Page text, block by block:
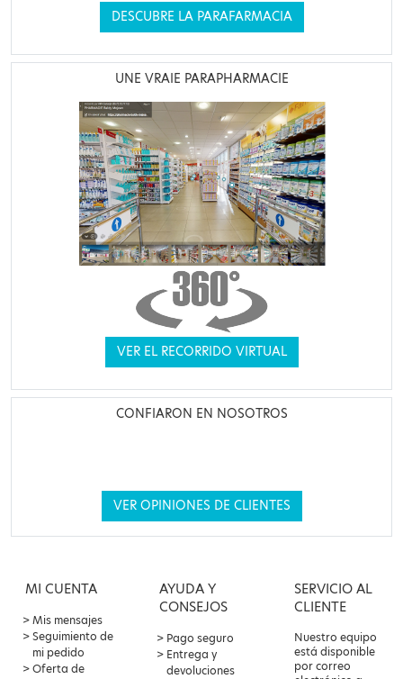
DESCUBRE LA PARAFARMACIA
UNE VRAIE PARAPHARMACIE
VER EL RECORRIDO VIRTUAL
CONFIARON EN NOSOTROS
VER OPINIONES DE CLIENTES
MI CUENTA
Mis mensajes
Seguimiento de
mi pedido
Oferta de
AYUDA Y
CONSEJOS
Pago seguro
Entrega y
devoluciones
SERVICIO AL
CLIENTE
Nuestro equipo
está disponible
por correo